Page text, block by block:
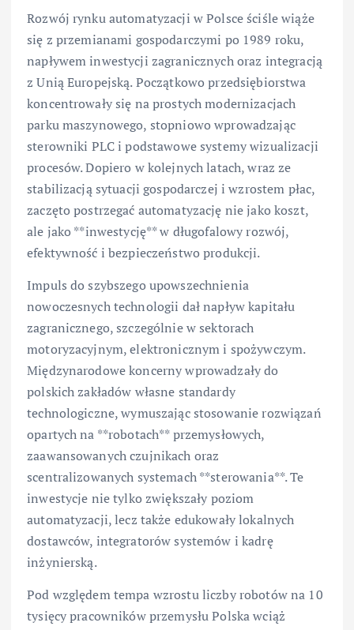
Rozwój rynku automatyzacji w Polsce ściśle wiąże
się z przemianami gospodarczymi po 1989 roku,
napływem inwestycji zagranicznych oraz integracją
z Unią Europejską. Początkowo przedsiębiorstwa
koncentrowały się na prostych modernizacjach
parku maszynowego, stopniowo wprowadzając
sterowniki PLC i podstawowe systemy wizualizacji
procesów. Dopiero w kolejnych latach, wraz ze
stabilizacją sytuacji gospodarczej i wzrostem płac,
zaczęto postrzegać automatyzację nie jako koszt,
ale jako **inwestycję** w długofalowy rozwój,
efektywność i bezpieczeństwo produkcji.
Impuls do szybszego upowszechnienia
nowoczesnych technologii dał napływ kapitału
zagranicznego, szczególnie w sektorach
motoryzacyjnym, elektronicznym i spożywczym.
Międzynarodowe koncerny wprowadzały do
polskich zakładów własne standardy
technologiczne, wymuszając stosowanie rozwiązań
opartych na **robotach** przemysłowych,
zaawansowanych czujnikach oraz
scentralizowanych systemach **sterowania**. Te
inwestycje nie tylko zwiększały poziom
automatyzacji, lecz także edukowały lokalnych
dostawców, integratorów systemów i kadrę
inżynierską.
Pod względem tempa wzrostu liczby robotów na 10
tysięcy pracowników przemysłu Polska wciąż